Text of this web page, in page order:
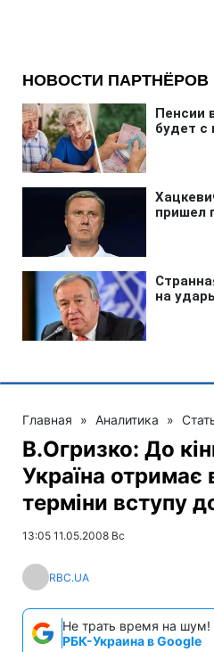
Главная » Аналитика »
В.Огризко: До
Україна отримає
терміни вступу
13:05 11.05.2008 Вс
RBC.UA
Не трать время на шум!
РБК-Украина в Google